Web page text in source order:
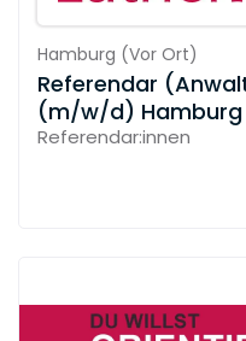
Hamburg (Vor Ort)
Referendar
(m/w/d) Hamburg
Referendar:innen